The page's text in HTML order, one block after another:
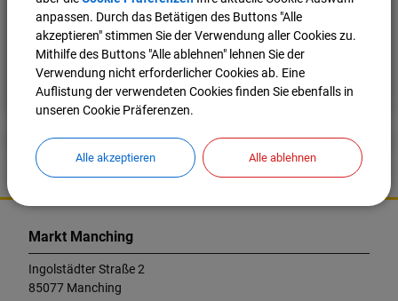
Nach oben Seite drucken
Markt Manching
Ingolstädter Straße 2
85077 Manching
anpassen. Durch das Betätigen des Buttons "Alle
akzeptieren" stimmen Sie der Verwendung aller Cookies zu.
Mithilfe des Buttons "Alle ablehnen" lehnen Sie der
Verwendung nicht erforderlicher Cookies ab. Eine
Auflistung der verwendeten Cookies finden Sie ebenfalls in
unseren Cookie Präferenzen.
Alle akzeptieren Alle ablehnen